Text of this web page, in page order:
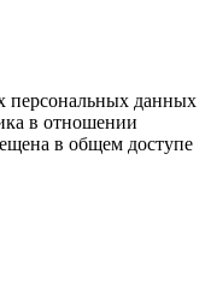
персональных данных
в отношении
в общем доступе